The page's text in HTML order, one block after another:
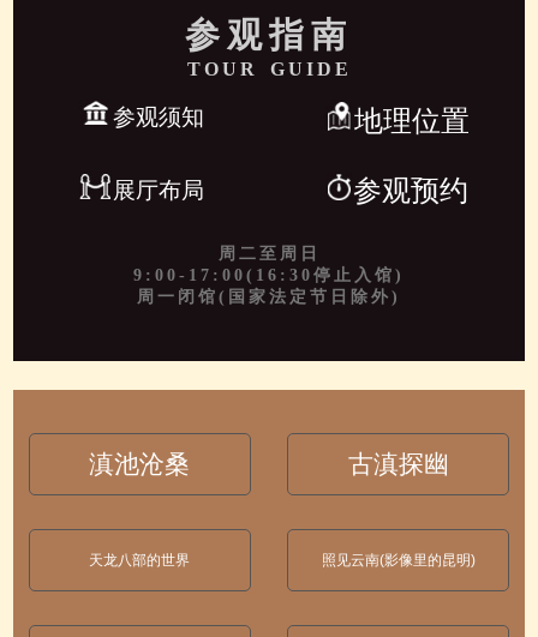
参观指南
TOUR GUIDE
参观须知 地理位置
展厅布局 参观预约
周二至周日
9:00-17:00(16:30停止入馆)
周一闭馆(国家法定节日除外)
滇池沧桑 古滇探幽
天龙八部的世界 照见云南(影像里的昆明)